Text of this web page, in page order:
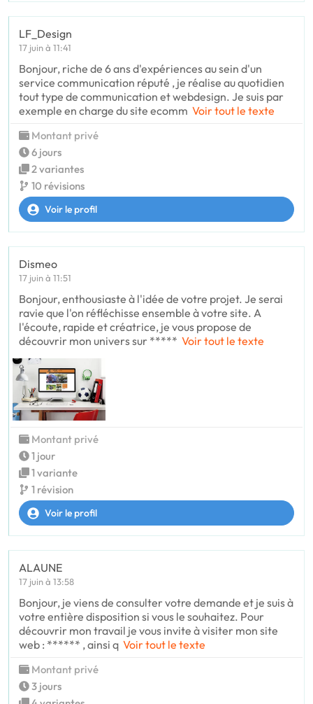
LF_Design
17 juin à 11:41
Bonjour, riche de 6 ans d'expériences au sein d'un
service communication réputé , je réalise au quotidien
tout type de communication et webdesign. Je suis par
exemple en charge du site ecomm Voir tout le texte
Montant privé
6 jours
2 variantes
10 révisions
Voir le profil
Dismeo
17 juin à 11:51
Bonjour, enthousiaste à l'idée de votre projet. Je serai
ravie que l'on réfléchisse ensemble à votre site. A
l'écoute, rapide et créatrice, je vous propose de
découvrir mon univers sur ***** Voir tout le texte
Montant privé
1 jour
1 variante
1 révision
Voir le profil
ALAUNE
17 juin à 13:58
Bonjour, je viens de consulter votre demande et je suis à
votre entière disposition si vous le souhaitez. Pour
découvrir mon travail je vous invite à visiter mon site
web : ****** , ainsi q Voir tout le texte
Montant privé
3 jours